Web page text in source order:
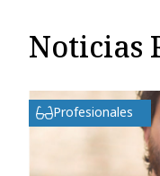
Noticias
Profesionales